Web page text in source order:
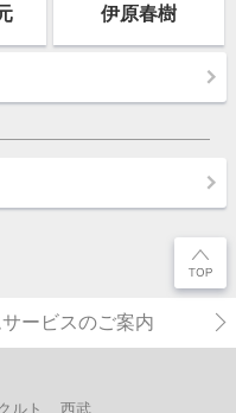
伊原春樹
ービスのご案内
ルト 西武